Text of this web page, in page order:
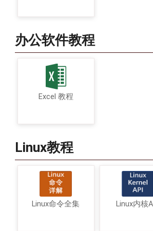
办公软件教程
Excel 教程
Linux教程
Linux命令全集 Linux内核